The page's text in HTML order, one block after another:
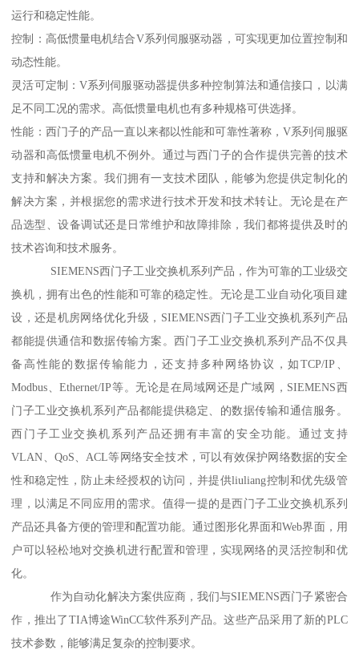
运行和稳定性能。
控制：高低惯量电机结合V系列伺服驱动器，可实现更加位置控制和
动态性能。
灵活可定制：V系列伺服驱动器提供多种控制算法和通信接口，以满
足不同工况的需求。高低惯量电机也有多种规格可供选择。
性能：西门子的产品一直以来都以性能和可靠性著称，V系列伺服驱
动器和高低惯量电机不例外。通过与西门子的合作提供完善的技术
支持和解决方案。我们拥有一支技术团队，能够为您提供定制化的
解决方案，并根据您的需求进行技术开发和技术转让。无论是在产
品选型、设备调试还是日常维护和故障排除，我们都将提供及时的
技术咨询和技术服务。
SIEMENS西门子工业交换机系列产品，作为可靠的工业级交
换机，拥有出色的性能和可靠的稳定性。无论是工业自动化项目建
设，还是机房网络优化升级，SIEMENS西门子工业交换机系列产品
都能提供通信和数据传输方案。西门子工业交换机系列产品不仅具
备高性能的数据传输能力，还支持多种网络协议，如TCP/IP、
Modbus、Ethernet/IP等。无论是在局域网还是广域网，SIEMENS西
门子工业交换机系列产品都能提供稳定、的数据传输和通信服务。
西门子工业交换机系列产品还拥有丰富的安全功能。通过支持
VLAN、QoS、ACL等网络安全技术，可以有效保护网络数据的安全
性和稳定性，防止未经授权的访问，并提供liuliang控制和优先级管
理，以满足不同应用的需求。值得一提的是西门子工业交换机系列
产品还具备方便的管理和配置功能。通过图形化界面和Web界面，用
户可以轻松地对交换机进行配置和管理，实现网络的灵活控制和优
化。
作为自动化解决方案供应商，我们与SIEMENS西门子紧密合
作，推出了TIA博途WinCC软件系列产品。这些产品采用了新的PLC
技术参数，能够满足复杂的控制要求。